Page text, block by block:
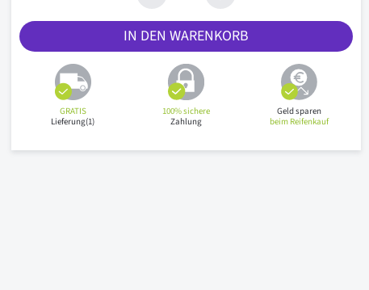
IN DEN WARENKORB
GRATIS
Lieferung(1)
100% sichere
Zahlung
Geld sparen
beim Reifenkauf